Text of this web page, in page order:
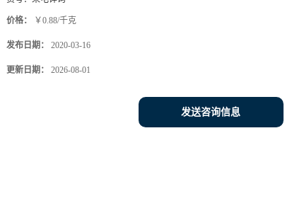
价格： ￥0.88/千克
发布日期： 2020-03-16
更新日期： 2026-08-01
发送咨询信息